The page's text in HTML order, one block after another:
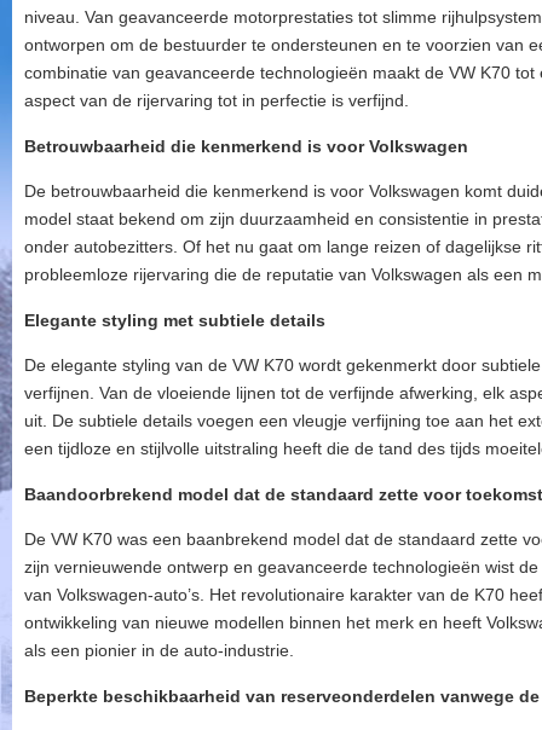
niveau. Van geavanceerde motorprestaties tot slimme
ontworpen om de bestuurder te ondersteunen en te voorzien van
combinatie van geavanceerde technologieën maakt de VW K70
aspect van de rijervaring tot in perfectie is verfijnd.
Betrouwbaarheid die kenmerkend is voor Volkswagen
De betrouwbaarheid die kenmerkend is voor Volkswagen komt
model staat bekend om zijn duurzaamheid en consistentie in
onder autobezitters. Of het nu gaat om lange reizen of dagelijkse
probleemloze rijervaring die de reputatie van Volkswagen als een
Elegante styling met subtiele details
De elegante styling van de VW K70 wordt gekenmerkt door
verfijnen. Van de vloeiende lijnen tot de verfijnde afwerking, elk
uit. De subtiele details voegen een vleugje verfijning toe aan het
een tijdloze en stijlvolle uitstraling heeft die de tand des tijds
Baandoorbrekend model dat de standaard zette voor
De VW K70 was een baanbrekend model dat de standaard zette
zijn vernieuwende ontwerp en geavanceerde technologieën wist
van Volkswagen-auto’s. Het revolutionaire karakter van de K70
ontwikkeling van nieuwe modellen binnen het merk en heeft
als een pionier in de auto-industrie.
Beperkte beschikbaarheid van reserveonderdelen vanwege